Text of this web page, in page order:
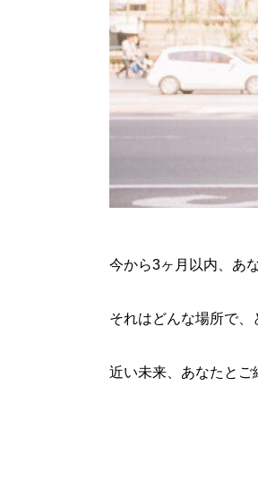
今から3ヶ月以内、あ
それはどんな場所で、
近い未来、あなたとご